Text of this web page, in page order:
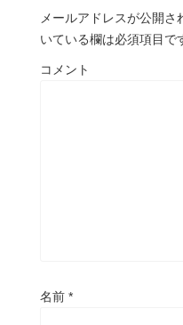
メールアドレスが公開さ
いている欄は必須項目で
コメント
名前 *